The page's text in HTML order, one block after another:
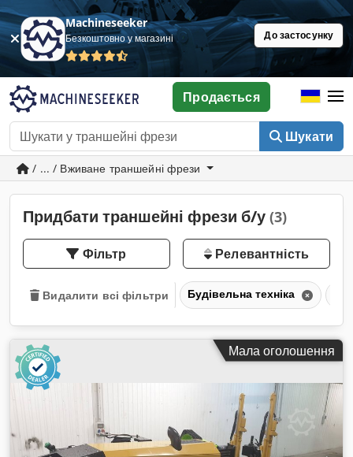
Machineseeker
Безкоштовно у магазині До застосунку
Шукати
Продається
/ ... / Вживане траншейні фрези
Придбати траншейні фрези б/у (3)
Фільтр Релевантність
Видалити всі фільтри Будівельна техніка
Мала оголошення